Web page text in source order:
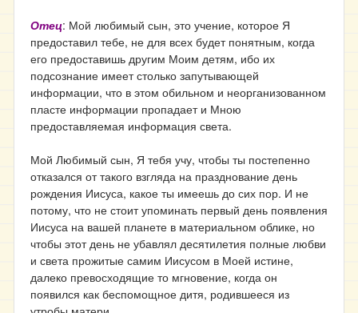
Отец: Мой любимый сын, это учение, которое Я
предоставил тебе, не для всех будет понятным, когда
его предоставишь другим Моим детям, ибо их
подсознание имеет столько запутывающей
информации, что в этом обильном и неорганизованном
пласте информации пропадает и Мною
предоставляемая информация света.
Мой Любимый сын, Я тебя учу, чтобы ты постепенно
отказался от такого взгляда на празднование день
рождения Иисуса, какое ты имеешь до сих пор. И не
потому, что не стоит упоминать первый день появления
Иисуса на вашей планете в материальном облике, но
чтобы этот день не убавлял десятилетия полные любви
и света прожитые самим Иисусом в Моей истине,
далеко превосходящие то мгновение, когда он
появился как беспомощное дитя, родившееся из